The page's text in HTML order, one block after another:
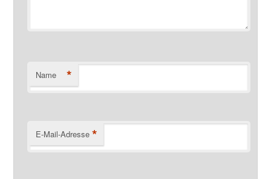
Name *
E-Mail-Adresse *